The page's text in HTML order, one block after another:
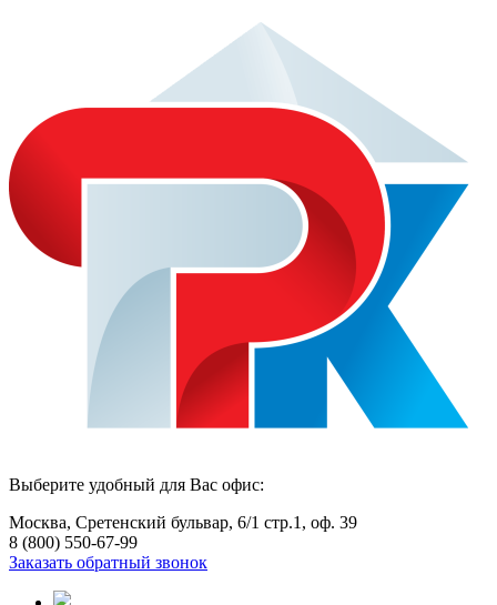
Выберите удобный для Вас офис:
Москва, Сретенский бульвар, 6/1 стр.1, оф. 39
8 (800) 550-67-99
Заказать обратный звонок